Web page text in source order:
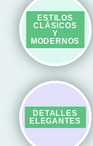
ESTILOS
CLÁSICOS
Y
MODERNOS
DETALLES
ELEGANTES